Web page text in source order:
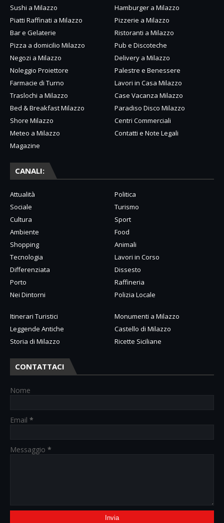
Sushi a Milazzo
Hamburger a Milazzo
Piatti Raffinati a Milazzo
Pizzerie a Milazzo
Bar e Gelaterie
Ristoranti a Milazzo
Pizza a domicilio Milazzo
Pub e Discoteche
Negozi a Milazzo
Delivery a Milazzo
Noleggio Proiettore
Palestre e Benessere
Farmacie di Turno
Lavori in Casa Milazzo
Traslochi a Milazzo
Case Vacanza Milazzo
Bed & Breakfast Milazzo
Paradiso Disco Milazzo
Shore Milazzo
Centri Commerciali
Meteo a Milazzo
Contatti e Note Legali
Magazine
CANALI:
Attualità
Politica
Sociale
Turismo
Cultura
Sport
Ambiente
Food
Shopping
Animali
Tecnologia
Lavori in Corso
Differenziata
Dissesto
Porto
Raffineria
Nei Dintorni
Polizia Locale
Itinerari Turistici
Monumenti a Milazzo
Leggende Antiche
Castello di Milazzo
Storia di Milazzo
Ricette Siciliane
CONTATTACI
Nome
Email *
Messaggio *